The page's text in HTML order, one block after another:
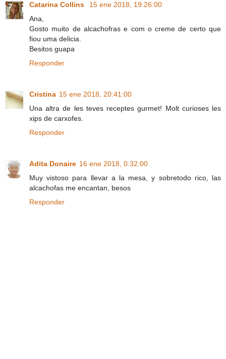
Catarina Collins
15 ene 2018, 19:26:00
Ana,
Gosto muito de alcachofras e com o creme de certo que
fiou uma delicia.
Besitos guapa
Responder
Cristina 15 ene 2018, 20:41:00
Una altra de les teves receptes gurmet! Molt curioses les
xips de carxofes.
Responder
Adita Donaire 16 ene 2018, 0:32:00
Muy vistoso para llevar a la mesa, y sobretodo rico, las
alcachofas me encantan, besos
Responder